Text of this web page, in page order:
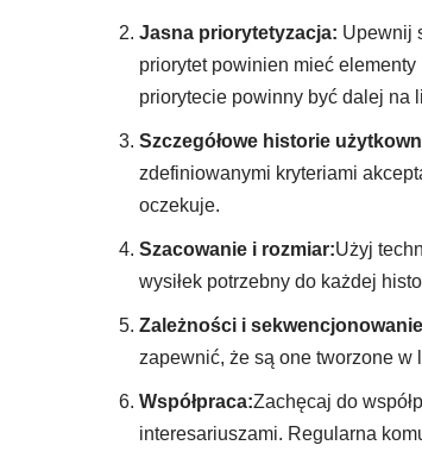
Jasna priorytetyzacja: Upewnij
priorytet powinien mieć
priorytecie powinny być dalej na
Szczegółowe historie
zdefiniowanymi kryteriami
oczekuje.
Szacowanie i rozmiar:Użyj
wysiłek potrzebny do każdej
Zależności i
zapewnić, że są one tworzone w
Współpraca:Zachęcaj do
interesariuszami. Regularna